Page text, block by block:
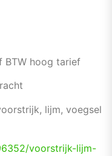
BTW hoog tarief
lijm, voegsel
voorstrijk-lijm-